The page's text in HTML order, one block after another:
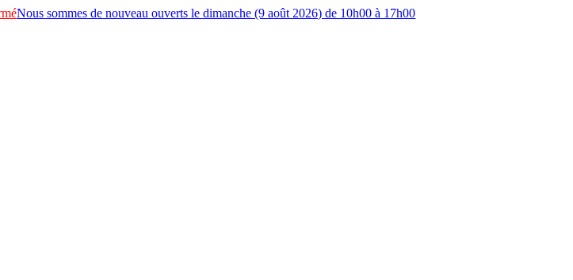
Passer
Nous sommes de nouveau ouverts le dimanche (9 août 2026) de 10h00 à 17h00